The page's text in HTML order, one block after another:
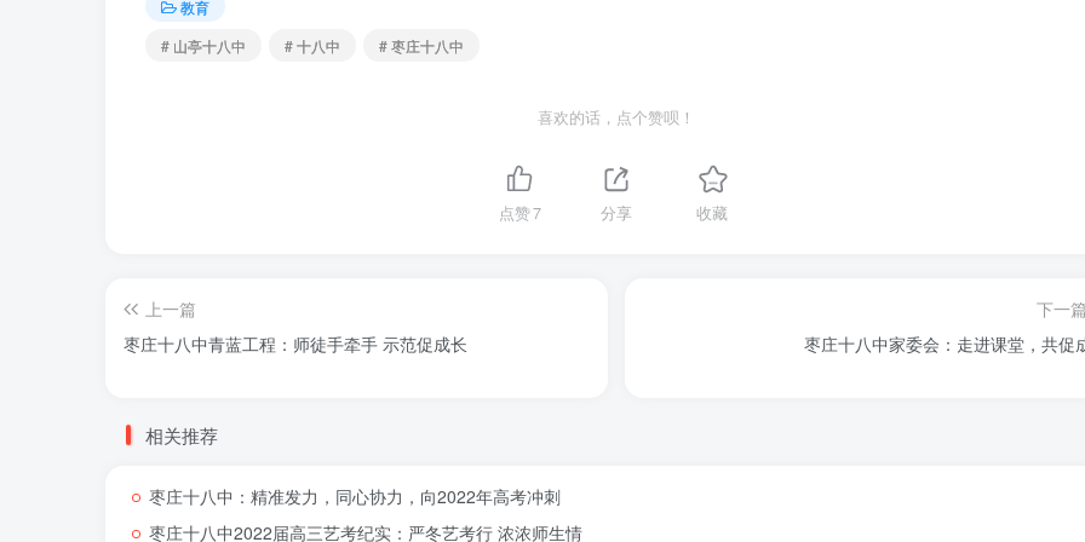
教育
# 山亭十八中
# 十八中 # 枣庄十八中
喜欢的话，点个赞呗！
点赞7 分享 收藏
上一篇
枣庄十八中青蓝工程：师徒手牵手 示范促成长
下一
枣庄十八中家委会：走进课堂，共促
相关推荐
枣庄十八中：精准发力，同心协力，向2022年高考冲刺
枣庄十八中2022届高三艺考纪实：严冬艺考行 浓浓师生情